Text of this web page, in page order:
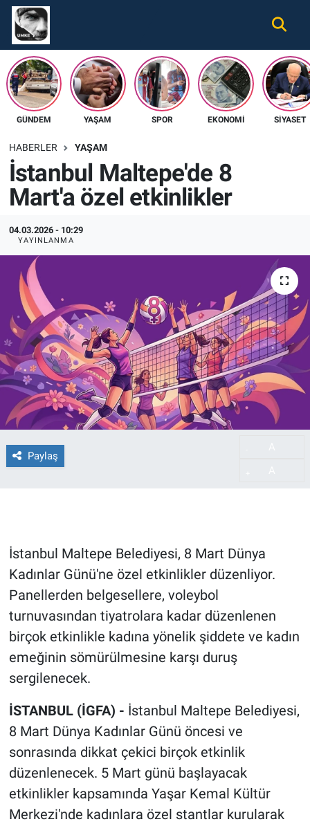
GÜNDEM YAŞAM SPOR EKONOMI SIYASET
HABERLER YAŞAM
İstanbul Maltepe'de 8
Mart'a özel etkinlikler
04.03.2026 - 10:29
YAYINLANMA
Paylaş
İstanbul Maltepe Belediyesi, 8 Mart Dünya
Kadınlar Günü'ne özel etkinlikler düzenliyor.
Panellerden belgesellere, voleybol
turnuvasından tiyatrolara kadar düzenlenen
birçok etkinlikle kadına yönelik şiddete ve kadın
emeğinin sömürülmesine karşı duruş
sergilenecek.
İSTANBUL (İGFA) - İstanbul Maltepe Belediyesi,
8 Mart Dünya Kadınlar Günü öncesi ve
sonrasında dikkat çekici birçok etkinlik
düzenlenecek. 5 Mart günü başlayacak
etkinlikler kapsamında Yaşar Kemal Kültür
Merkezi'nde kadınlara özel stantlar kurularak
Gündem
Ekonomi
Spor
Tüm Haberler
İletişim
Nöbetçi Eczaneler
Hava Durumu
Namaz Vakitleri
Süper Lig Puan Durumu ve Fikstür
Tüm Manşetler
Haber Arşivi